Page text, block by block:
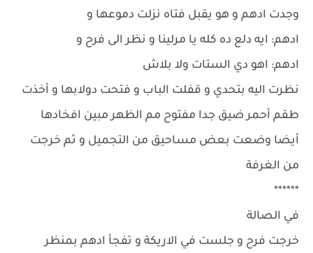
وجدت ادهم و هو يقبل فتاه نزلت دموعها و
ادهم: ايه دلع ده كله يا مرلينا و نظر الى فرح و
ادهم: اهو دي الستات ولا بلاش
نظرت اليه بتحدي و قفلت الباب و فتحت دولابها و أخذت
طقم أحمر ضيق جدا مفتوح مم الظهر مبين افخادها
أيضا وضعت بعض مساحيق من التجميل و ثم خرجت
من الغرفة
******
في الصالة
خرجت فرح و جلست في الاريكة و تفجأ ادهم بمنظر